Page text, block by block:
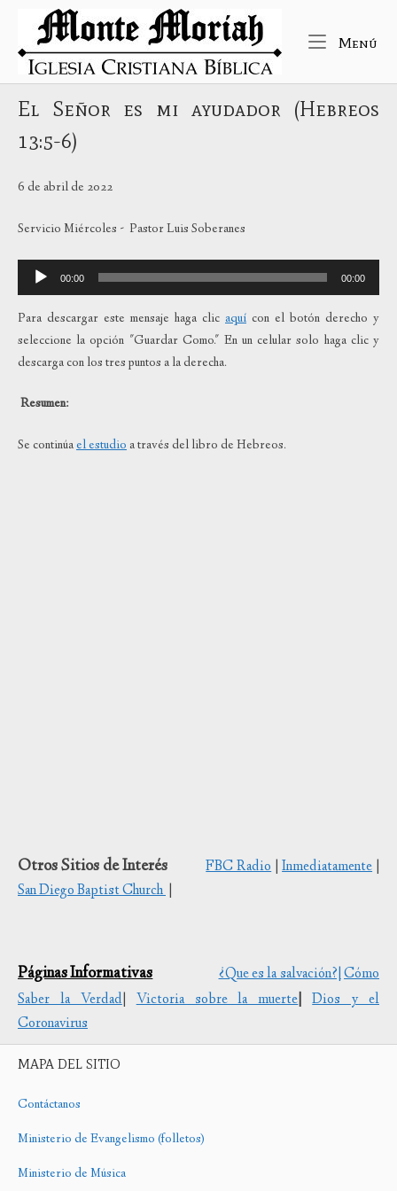
contenido
Inicio
Menú
El Señor es mi ayudador (Hebreos
13:5-6)
6 de abril de 2022
Servicio Miércoles - Pastor Luis Soberanes
Reproductor
de
audio
00:00 00:00
Para descargar este mensaje haga clic aquí con el botón derecho y
seleccione la opción "Guardar Como." En un celular solo haga clic y
descarga con los tres puntos a la derecha.
Resumen:
Se continúael estudio a través del libro de Hebreos.
Otros Sitios de Interés FBC Radio|Inmediatamente
San Diego Baptist Church
Páginas Informativas ¿Que es la salvación?|Cómo
Saber la Verdad|Victoria sobre la muerte|
Dios y el
Coronavirus
MAPA DEL SITIO
Contáctanos
Ministerio de Evangelismo (folletos)
Ministerio de Música